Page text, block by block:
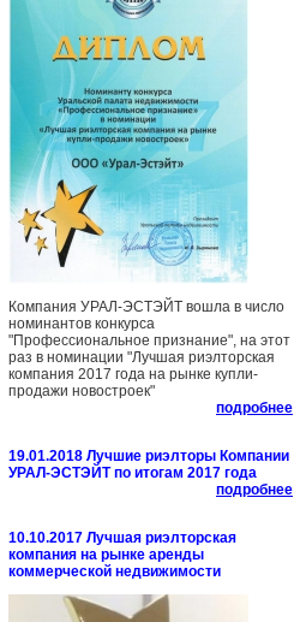
Компания УРАЛ-ЭСТЭЙТ вошла в число
номинантов конкурса
"Профессиональное признание", на этот
раз в номинации "Лучшая риэлторская
компания 2017 года на рынке купли-
продажи новостроек"
подробнее
19.01.2018 Лучшие риэлторы Компании
УРАЛ-ЭСТЭЙТ по итогам 2017 года
подробнее
10.10.2017 Лучшая риэлторская
компания на рынке аренды
коммерческой недвижимости